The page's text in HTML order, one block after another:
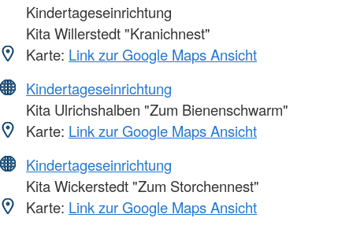
Kindertageseinrichtung
Kita Willerstedt "Kranichnest"
Karte: Link zur Google Maps Ansicht
Kindertageseinrichtung
Kita Ulrichshalben "Zum Bienenschwarm"
Karte: Link zur Google Maps Ansicht
Kindertageseinrichtung
Kita Wickerstedt "Zum Storchennest"
Karte: Link zur Google Maps Ansicht